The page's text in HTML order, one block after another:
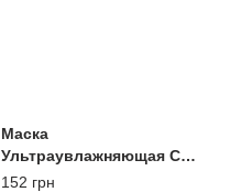
Маска
Ультраувлажняющая С
Керамидами Dr. Jart+
152 грн